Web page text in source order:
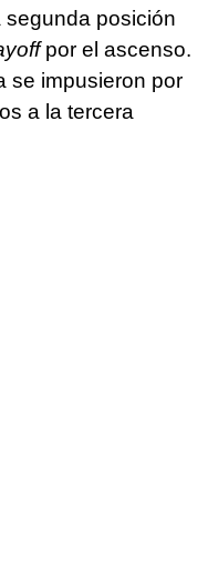
posición
por el ascenso.
se impusieron por
a la tercera